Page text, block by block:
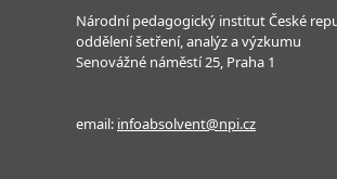
Národní pedagogický institut České
oddělení šetření, analýz a výzkumu
Senovážné náměstí 25, Praha 1
email: infoabsolvent@npi.cz